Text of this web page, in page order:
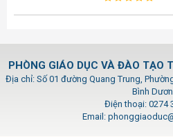
PHÒNG GIÁO DỤC VÀ ĐÀO TẠO
Địa chỉ: Số 01 đường Quang Trung,
Bình
Điện thoại: 0274
Email: